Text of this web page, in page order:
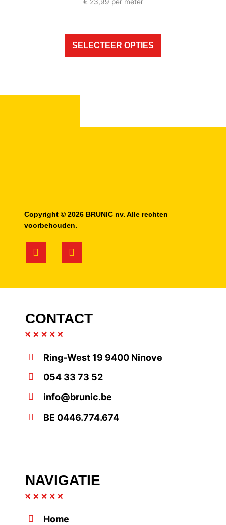
€ 23,99 per meter
Copyright © 2026 BRUNIC nv. Alle rechten
voorbehouden.
CONTACT
Ring-West 19 9400 Ninove
054 33 73 52
info@brunic.be
BE 0446.774.674
NAVIGATIE
Home